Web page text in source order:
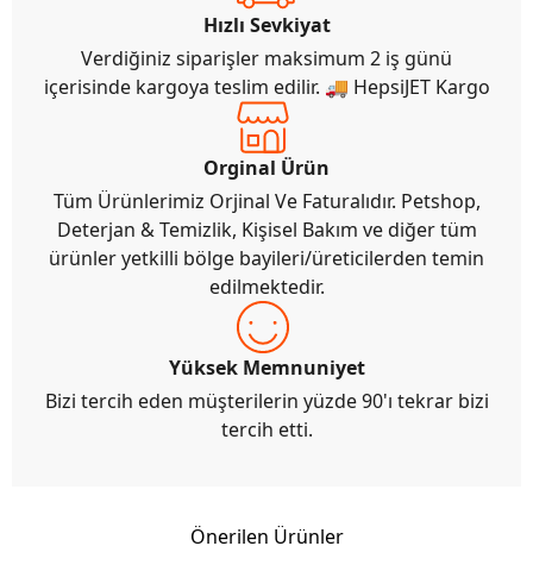
Hızlı Sevkiyat
Verdiğiniz siparişler maksimum 2 iş günü
içerisinde kargoya teslim edilir. 🚚 HepsiJET Kargo
Orginal Ürün
Tüm Ürünlerimiz Orjinal Ve Faturalıdır. Petshop,
Deterjan & Temizlik, Kişisel Bakım ve diğer tüm
ürünler yetkilli bölge bayileri/üreticilerden temin
edilmektedir.
Yüksek Memnuniyet
Bizi tercih eden müşterilerin yüzde 90'ı tekrar bizi
tercih etti.
Önerilen Ürünler